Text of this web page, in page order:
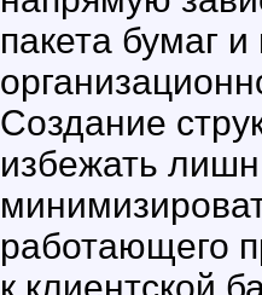
пакета бумаг
Создание
избежать
работающего